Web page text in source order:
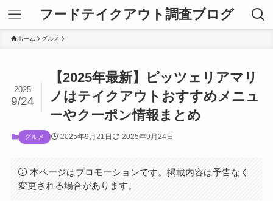
フードテイクアウト調査ブログ
ホーム グルメ
【2025年最新】ピッツェリアマリ
ノはテイクアウトおすすめメニュ
ーやクーポン情報まとめ
2025
9/24
グルメ 2025年9月21日 2025年9月24日
本ページはプロモーションです。掲載内容は予告なく
変更される場合があります。